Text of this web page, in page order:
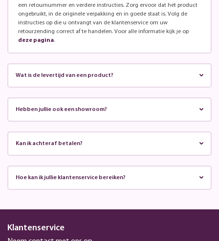
een retournummer en verdere instructies. Zorg ervoor dat het product
ongebruikt, in de originele verpakking en in goede staat is. Volg de
instructies op die u ontvangt van de klantenservice om uw
retourzending correct af te handelen. Voor alle informatie kijk je op
deze pagina.
Wat is de levertijd van een product?
Hebben jullie ook een showroom?
Kan ik achteraf betalen?
Hoe kan ik jullie klantenservice bereiken?
Klantenservice